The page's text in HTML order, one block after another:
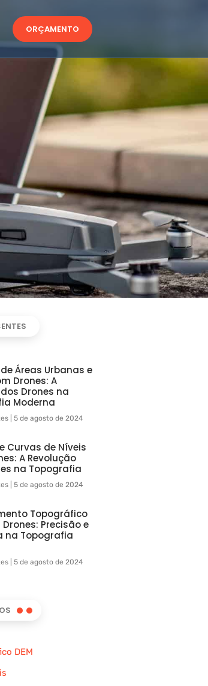
ORÇAMENTO
Áreas Urbanas e
Drones: A
Drones na
Moderna
5 de agosto de 2024
Curvas de Níveis
A Revolução
na Topografia
5 de agosto de 2024
Topográfico
Drones: Precisão e
na Topografia
5 de agosto de 2024
DEM